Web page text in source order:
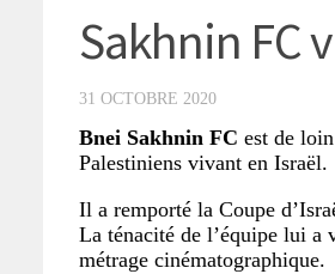
Sakhnin FC
31 OCTOBRE 2020
Bnei Sakhnin FC est de
Palestiniens vivant en Israël.
Il a remporté la Coupe
La ténacité de l’équipe lui a
métrage cinématographique.